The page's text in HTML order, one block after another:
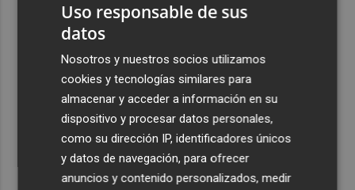
San Javier da viabilidad al nuevo contrato del transporte
324 habitaciones
Estos son los estrenos que abren la cartelera en agosto:
de la comedia 'El último mono' a una nueva entrega de
'La Patrulla Canina'
Uso responsable de sus
datos
Nosotros y nuestros socios utilizamos
cookies y tecnologías similares para
almacenar y acceder a información en su
dispositivo y procesar datos personales,
como su dirección IP, identificadores únicos
y datos de navegación, para ofrecer
anuncios y contenido personalizados, medir